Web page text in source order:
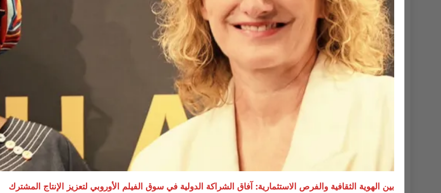
بين الهوية الثقافية والفرص الاستثمارية: آفاق الشراكة الدولية في سوق الفيلم الأوروبي لتعزيز الإنتاج المشترك